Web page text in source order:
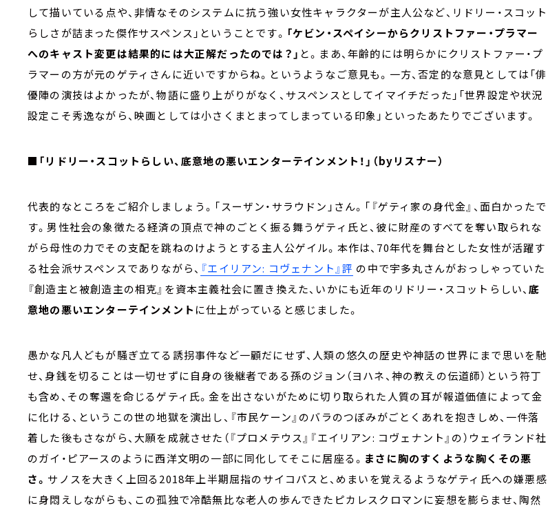
して描いている点や、非情なそのシステムに抗う強い女性キャラクターが主人公など、リドリー・スコット
らしさが詰まった傑作サスペンス」ということです。 「ケビン・スペイシーからクリストファー・プラマー
へのキャスト変更は結果的には大正解だったのでは？」 と。まあ、年齢的には明らかにクリストファー・プ
ラマーの方が元のゲティさんに近いですからね。というようなご意見も。一方、否定的な意見としては「俳
優陣の演技はよかったが、物語に盛り上がりがなく、サスペンスとしてイマイチだった」「世界設定や状況
設定こそ秀逸ながら、映画としては小さくまとまってしまっている印象」といったあたりでございます。
■「リドリー・スコットらしい、底意地の悪いエンターテインメント！」（byリスナー）
代表的なところをご紹介しましょう。「スーザン・サラウドン」さん。「『ゲティ家の身代金』、面白かったで
す。男性社会の象徴たる経済の頂点で神のごとく振る舞うゲティ氏と、彼に財産のすべてを奪い取られな
がら母性の力でその支配を跳ねのけようとする主人公ゲイル。本作は、70年代を舞台とした女性が活躍す
る社会派サスペンスでありながら、 『エイリアン: コヴェナント』評 の中で宇多丸さんがおっしゃっていた
『創造主と被創造主の相克』を資本主義社会に置き換えた、いかにも近年のリドリー・スコットらしい、底
意地の悪いエンターテインメント に仕上がっていると感じました。
愚かな凡人どもが騒ぎ立てる誘拐事件など一顧だにせず、人類の悠久の歴史や神話の世界にまで思いを馳
せ、身銭を切ることは一切せずに自身の後継者である孫のジョン（ヨハネ、神の教えの伝道師）という符丁
も含め、その奪還を命じるゲティ氏。金を出さないがために切り取られた人質の耳が報道価値によって金
に化ける、というこの世の地獄を演出し、『市民ケーン』のバラのつぼみがごとくあれを抱きしめ、一件落
着した後もさながら、大願を成就させた（『プロメテウス』『エイリアン: コヴェナント』の）ウェイランド社
のガイ・ピアースのように西洋文明の一部に同化してそこに居座る。 まさに胸のすくような胸くその悪
さ。サノスを大きく上回る2018年上半期屈指のサイコパスと、めまいを覚えるようなゲティ氏への嫌悪感
に身悶えしながらも、この孤独で冷酷無比な老人の歩んできたピカレスクロマンに妄想を膨らませ、陶然